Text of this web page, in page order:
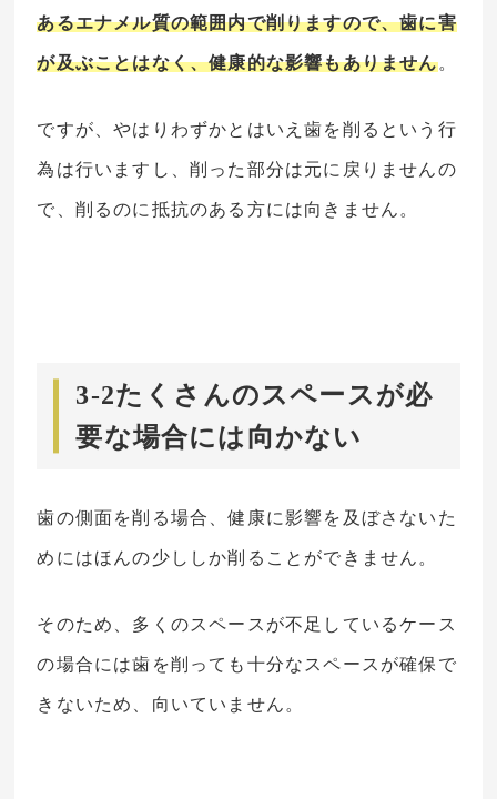
あるエナメル質の範囲内で削りますので、歯に害
が及ぶことはなく、健康的な影響もありません。
ですが、やはりわずかとはいえ歯を削るという行
為は行いますし、削った部分は元に戻りませんの
で、削るのに抵抗のある方には向きません。
3-2たくさんのスペースが必
要な場合には向かない
歯の側面を削る場合、健康に影響を及ぼさないた
めにはほんの少ししか削ることができません。
そのため、多くのスペースが不足しているケース
の場合には歯を削っても十分なスペースが確保で
きないため、向いていません。